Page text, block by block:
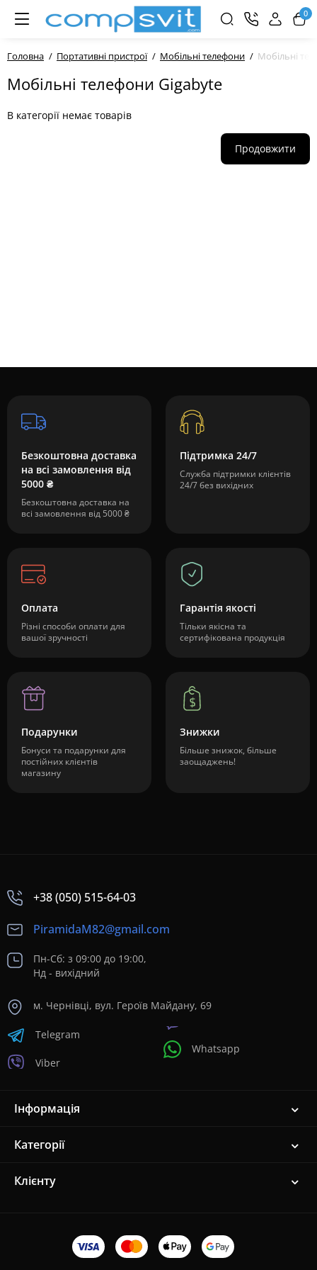
0
Головна Портативні пристрої Мобільні телефони Мобільні
Мобільні телефони Gigabyte
В категорії немає товарів
Продовжити
Безкоштовна доставка
на всі замовлення від
5000 ₴
Безкоштовна доставка на
всі замовлення від 5000 ₴
Підтримка 24/7
Служба підтримки клієнтів
24/7 без вихідних
Оплата
Різні способи оплати для
вашої зручності
Гарантія якості
Тільки якісна та
сертифікована продукція
Подарунки
Бонуси та подарунки для
постійних клієнтів
магазину
Знижки
Більше знижок, більше
заощаджень!
+38 (050) 515-64-03
PiramidaM82@gmail.com
Пн-Сб: з 09:00 до 19:00,
Нд - вихідний
м. Чернівці, вул. Героїв Майдану, 69
Telegram
Viber
Whatsapp
Інформація
Категорії
Клієнту